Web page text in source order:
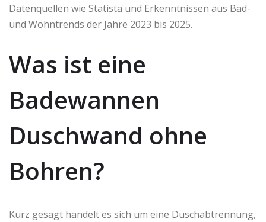
Datenquellen wie Statista und Erkenntnissen aus Bad-
und Wohntrends der Jahre 2023 bis 2025.
Was ist eine
Badewannen
Duschwand ohne
Bohren?
Kurz gesagt handelt es sich um eine Duschabtrennung,